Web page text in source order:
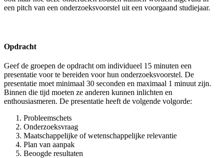
een pitch van een onderzoeksvoorstel uit een voorgaand studiejaar.
Opdracht
Geef de groepen de opdracht om individueel 15 minuten een
presentatie voor te bereiden voor hun onderzoeksvoorstel. De
presentatie moet minimaal 30 seconden en maximaal 1 minuut zijn.
Binnen die tijd moeten ze anderen kunnen inlichten en
enthousiasmeren. De presentatie heeft de volgende volgorde:
Probleemschets
Onderzoeksvraag
Maatschappelijke of wetenschappelijke relevantie
Plan van aanpak
Beoogde resultaten